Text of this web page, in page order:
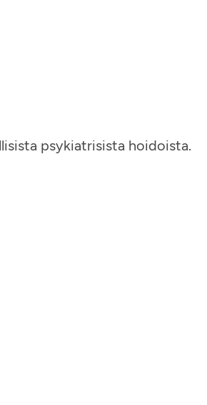
psykiatrisista hoidoista.